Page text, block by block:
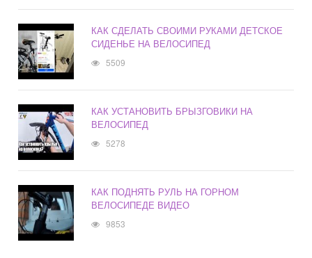
КАК СДЕЛАТЬ СВОИМИ РУКАМИ ДЕТСКОЕ
СИДЕНЬЕ НА ВЕЛОСИПЕД
5509
КАК УСТАНОВИТЬ БРЫЗГОВИКИ НА
ВЕЛОСИПЕД
5278
КАК ПОДНЯТЬ РУЛЬ НА ГОРНОМ
ВЕЛОСИПЕДЕ ВИДЕО
9853